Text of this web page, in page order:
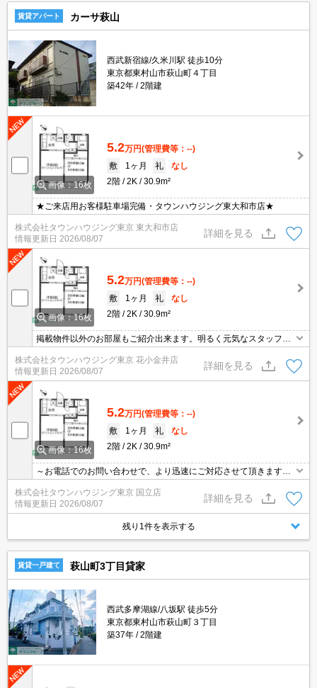
賃貸アパート カーサ萩山
西武新宿線/久米川駅 徒歩10分
東京都東村山市萩山町４丁目
築42年
2階建
画像：16枚
5.2万円(管理費等：--)
敷
1ヶ月 礼
なし
2階
2K 30.9m²
★ご来店用お客様駐車場完備・タウンハウジング東大和市店★
株式会社タウンハウジング東京 東大和市店
情報更新日 2026/08/07
詳細を見る
画像：16枚
5.2万円(管理費等：--)
敷
1ヶ月 礼
なし
2階
2K 30.9m²
掲載物件以外のお部屋もご紹介出来ます。明るく元気なスタッフが
丁寧にご対応させていただきます。オンラインで見学・接客可能で
す！お気軽にお問い合わせ下さい☆★
株式会社タウンハウジング東京 花小金井店
情報更新日 2026/08/07
詳細を見る
画像：16枚
5.2万円(管理費等：--)
敷
1ヶ月 礼
なし
2階
2K 30.9m²
～お電話でのお問い合わせで、より迅速にご対応させて頂きます～
地域密着タウンハウジング【国立店】まで～
株式会社タウンハウジング東京 国立店
情報更新日 2026/08/07
詳細を見る
残り1件を表示する
賃貸一戸建て 萩山町3丁目貸家
西武多摩湖線/八坂駅 徒歩5分
東京都東村山市萩山町３丁目
築37年
2階建